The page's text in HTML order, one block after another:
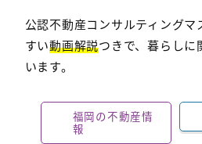
公認不動産コンサルティングマ
すい動画解説つきで、暮らしに
います。
福岡の不動産情
報